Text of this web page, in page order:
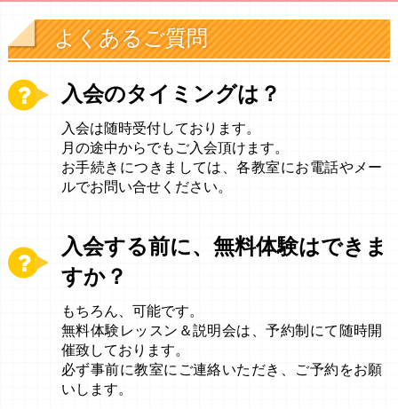
よくあるご質問
入会のタイミングは？
入会は随時受付しております。
月の途中からでもご入会頂けます。
お手続きにつきましては、各教室にお電話やメー
ルでお問い合せください。
入会する前に、無料体験はできま
すか？
もちろん、可能です。
無料体験レッスン＆説明会は、予約制にて随時開
催致しております。
必ず事前に教室にご連絡いただき、ご予約をお願
いします。